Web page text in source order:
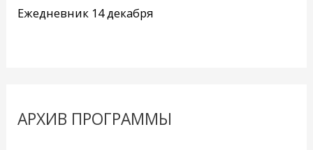
Ежедневник 14 декабря
АРХИВ ПРОГРАММЫ